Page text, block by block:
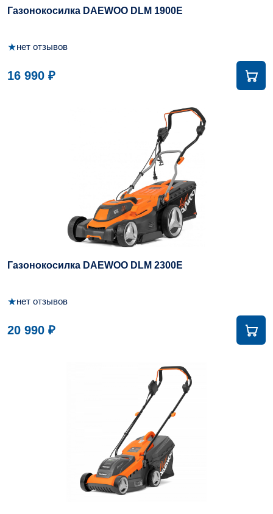
Газонокосилка DAEWOO DLM 1900E
★нет отзывов
16 990 ₽
Газонокосилка DAEWOO DLM 2300E
★нет отзывов
20 990 ₽